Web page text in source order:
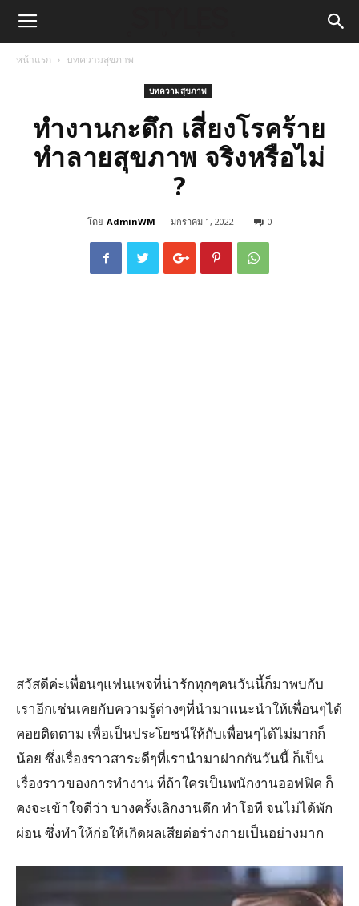
หน้าแรก บทความสุขภาพ
บทความสุขภาพ
ทำงานกะดึก เสี่ยงโรคร้าย
ทำลายสุขภาพ จริงหรือไม่
?
โดย AdminWM - มกราคม 1, 2022 0
สวัสดีค่ะเพื่อนๆแฟนเพจที่น่ารักทุกๆคนวันนี้ก็มาพบกับ
เราอีกเช่นเคยกับความรู้ต่างๆที่นำมาแนะนำให้เพื่อนๆได้
คอยติดตาม เพื่อเป็นประโยชน์ให้กับเพื่อนๆได้ไม่มากก็
น้อย ซึ่งเรื่องราวสาระดีๆที่เรานำมาฝากกันวันนี้ ก็เป็น
เรื่องราวของการทำงาน ที่ถ้าใครเป็นพนักงานออฟฟิค ก็
คงจะเข้าใจดีว่า บางครั้งเลิกงานดึก ทำโอที จนไม่ได้พัก
ผ่อน ซึ่งทำให้ก่อให้เกิดผลเสียต่อร่างกายเป็นอย่างมาก